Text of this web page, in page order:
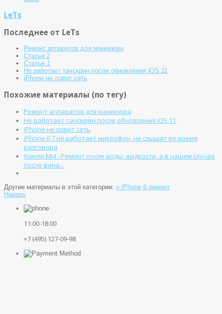
LeTs
Последнее от LeTs
Ремонт аппаратов для маникюра
Статья 2
Статья 1
Не работает тачскрин после обновления iOS 11
iPhone не ловит сеть
Похожие материалы (по тегу)
Ремонт аппаратов для маникюра
Не работает тачскрин после обновления iOS 11
iPhone не ловит сеть
iPhone 6,7 не работает микрофон, не слышат во время
разговора
Xiaomi Mi4 - Ремонт после воды, жидкости, а в нашем случае
после вина...
Другие материалы в этой категории: « iPhone 6 ремонт
Наверх
11:00-18:00
+7 (495) 127-09-98